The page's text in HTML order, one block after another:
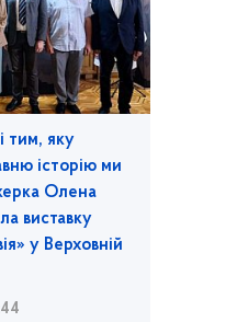
тим, яку
історію ми
Олена
виставку
у Верховній